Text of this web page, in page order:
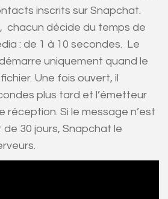
inscrits sur Snapchat.
chacun décide du temps de
: de 1 à 10 secondes. Le
uniquement quand le
Une fois ouvert, il
plus tard et l’émetteur
réception. Si le message n’est
30 jours, Snapchat le